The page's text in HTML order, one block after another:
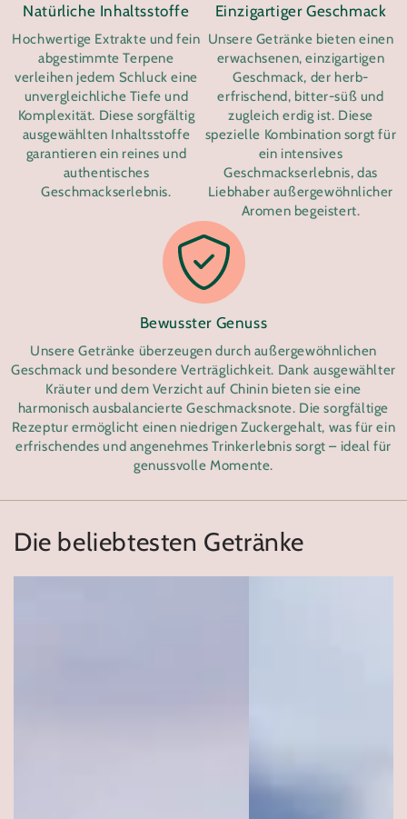
Natürliche Inhaltsstoffe
Hochwertige Extrakte und fein
abgestimmte Terpene
verleihen jedem Schluck eine
unvergleichliche Tiefe und
Komplexität. Diese sorgfältig
ausgewählten Inhaltsstoffe
garantieren ein reines und
authentisches
Geschmackserlebnis.
Einzigartiger Geschmack
Unsere Getränke bieten einen
erwachsenen, einzigartigen
Geschmack, der herb-
erfrischend, bitter-süß und
zugleich erdig ist. Diese
spezielle Kombination sorgt für
ein intensives
Geschmackserlebnis, das
Liebhaber außergewöhnlicher
Aromen begeistert.
Bewusster Genuss
Unsere Getränke überzeugen durch außergewöhnlichen
Geschmack und besondere Verträglichkeit. Dank ausgewählter
Kräuter und dem Verzicht auf Chinin bieten sie eine
harmonisch ausbalancierte Geschmacksnote. Die sorgfältige
Rezeptur ermöglicht einen niedrigen Zuckergehalt, was für ein
erfrischendes und angenehmes Trinkerlebnis sorgt – ideal für
genussvolle Momente.
Die beliebtesten Getränke